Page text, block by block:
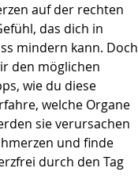
auf der rechten
das dich in
mindern kann. Doch
den möglichen
wie du diese
welche Organe
sie verursachen
und finde
durch den Tag